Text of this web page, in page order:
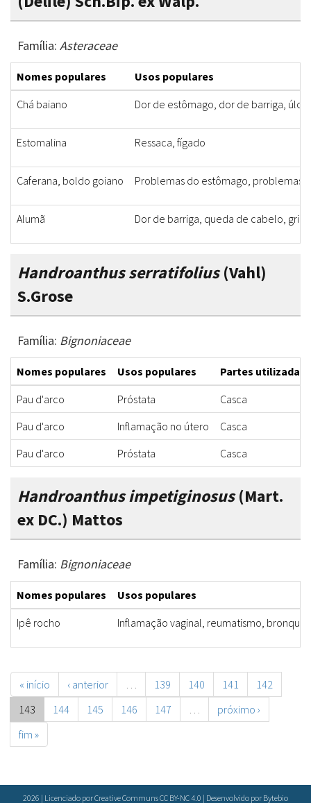
Família: Asteraceae
Nomes populares
Usos populares
Chá baiano
Dor de estômago, dor de barriga,
Estomalina Ressaca, fígado
Caferana, boldo goiano Problemas do estômago, problemas
Alumã Dor de barriga, queda de cabelo,
Handroanthus serratifolius(Vahl)
S.Grose
Família: Bignoniaceae
Nomes populares Usos populares
Partes utilizadas
Pau d'arco
Próstata
Casca
Pau d'arco
Inflamação no útero
Casca
Pau d'arco
Próstata Casca
Handroanthus impetiginosus(Mart.
ex DC.) Mattos
Família: Bignoniaceae
Nomes populares
Usos populares
Ipê rocho
Inflamação vaginal, reumatismo,
« início ‹ anterior … 139 140 141
142
143
144 145 146 147 …
próximo ›
fim »
2026 | Licenciado por Creative Communs CC BY-NC 4.0 | Desenvolvido por Bytebio